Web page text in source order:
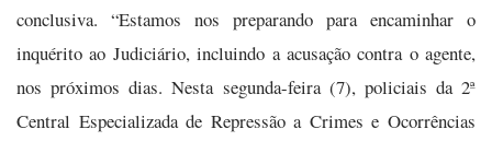
conclusiva. “Estamos nos preparando para encaminhar o
inquérito ao Judiciário, incluindo a acusação contra o agente,
nos próximos dias. Nesta segunda-feira (7), policiais da 2ª
Central Especializada de Repressão a Crimes e Ocorrências